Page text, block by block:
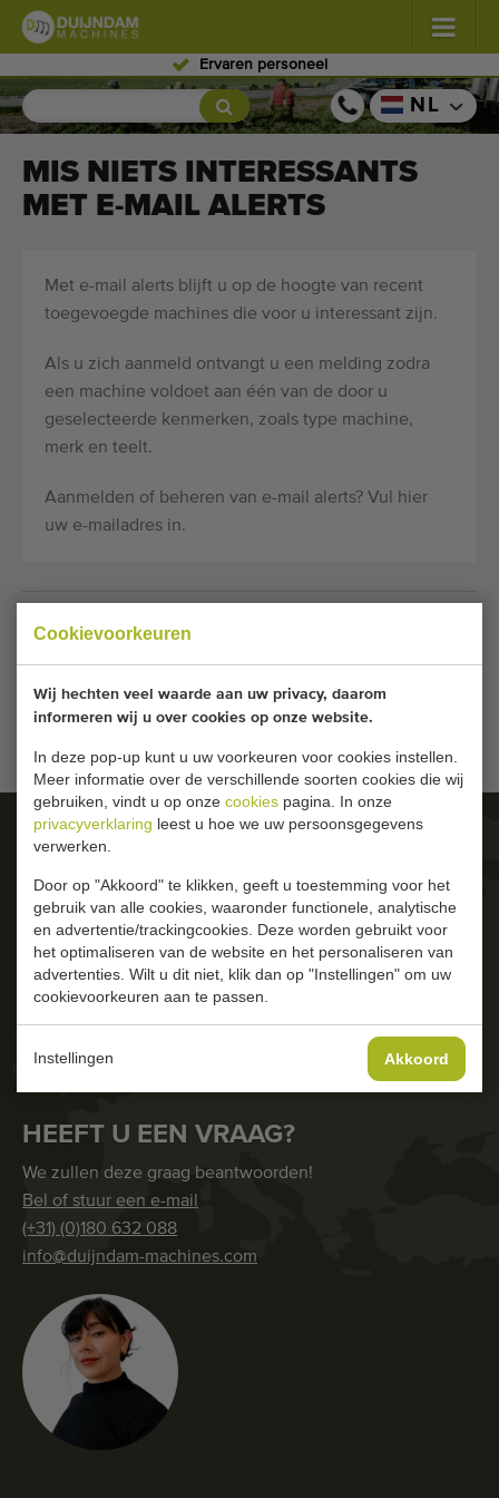
Cookievoorkeuren
Wij hechten veel waarde aan uw privacy, daarom
informeren wij u over cookies op onze website.
In deze pop-up kunt u uw voorkeuren voor cookies instellen.
Meer informatie over de verschillende soorten cookies die wij
gebruiken, vindt u op onze cookies pagina. In onze
privacyverklaring leest u hoe we uw persoonsgegevens
verwerken.
Door op "Akkoord" te klikken, geeft u toestemming voor het
gebruik van alle cookies, waaronder functionele, analytische
en advertentie/trackingcookies. Deze worden gebruikt voor
het optimaliseren van de website en het personaliseren van
advertenties. Wilt u dit niet, klik dan op "Instellingen" om uw
cookievoorkeuren aan te passen.
Instellingen Akkoord
Ervaren personeel
Bloemen en planten (587)
Glastuinbouw groenten (350)
Transportbanden (441)
Verkoop uw machine!
Zoek per soort
Laatst toegevoegde machines
Machines
Veelgestelde vragen
Werken bij
Contact
Blog
Kwalitatieve machines
NL
MIS NIETS INTERESSANTS
MET E-MAIL ALERTS
Met e-mail alerts blijft u op de hoogte van recent
toegevoegde machines die voor u interessant zijn.
Als u zich aanmeld ontvangt u een melding zodra
een machine voldoet aan één van de door u
geselecteerde kenmerken, zoals type machine,
merk en teelt.
Aanmelden of beheren van e-mail alerts? Vul hier
uw e-mailadres in.
E-mailadres*
OPENINGSTIJDEN
8:00-17:00 (maandag - vrijdag)
ADRES
Tweede Tochtweg 127
Nederland
HEEFT U EEN VRAAG?
We zullen deze graag beantwoorden!
Bel of stuur een e-mail
(+31) (0)180 632 088
info@duijndam-machines.com